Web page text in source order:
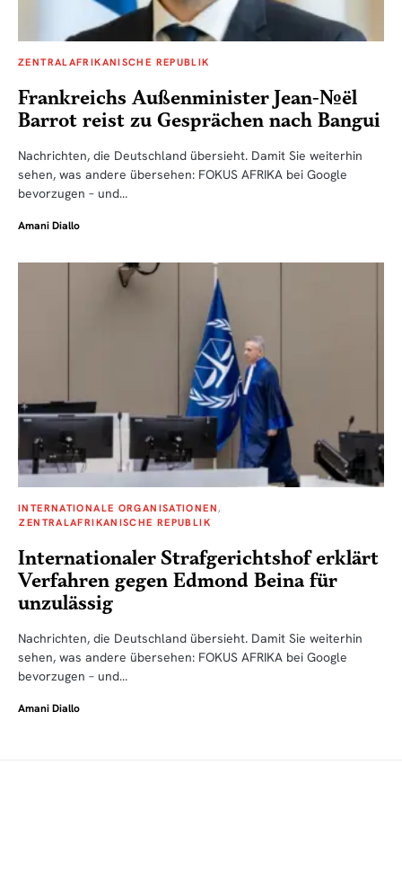
ZENTRALAFRIKANISCHE REPUBLIK
Frankreichs Außenminister Jean-Noël
Barrot reist zu Gesprächen nach Bangui
Nachrichten, die Deutschland übersieht. Damit Sie weiterhin
sehen, was andere übersehen: FOKUS AFRIKA bei Google
bevorzugen – und…
Amani Diallo
INTERNATIONALE ORGANISATIONEN
ZENTRALAFRIKANISCHE REPUBLIK
Internationaler Strafgerichtshof erklärt
Verfahren gegen Edmond Beina für
unzulässig
Nachrichten, die Deutschland übersieht. Damit Sie weiterhin
sehen, was andere übersehen: FOKUS AFRIKA bei Google
bevorzugen – und…
Amani Diallo